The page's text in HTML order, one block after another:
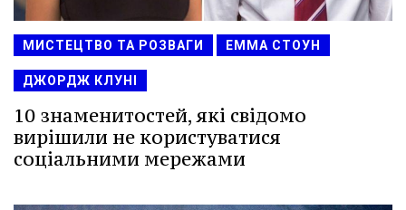
МИСТЕЦТВО ТА РОЗВАГИ ЕММА СТОУН
ДЖОРДЖ КЛУНІ
10 знаменитостей, які свідомо
вирішили не користуватися
соціальними мережами